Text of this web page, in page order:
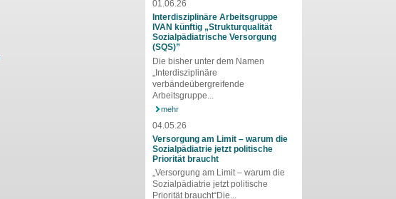
01.06.26
Interdisziplinäre Arbeitsgruppe
IVAN künftig „Strukturqualität
Sozialpädiatrische Versorgung
(SQS)”
Die bisher unter dem Namen
„Interdisziplinäre
verbändeübergreifende
Arbeitsgruppe...
mehr
04.05.26
Versorgung am Limit – warum die
Sozialpädiatrie jetzt politische
Priorität braucht
„Versorgung am Limit – warum die
Sozialpädiatrie jetzt politische
Priorität braucht“Die...